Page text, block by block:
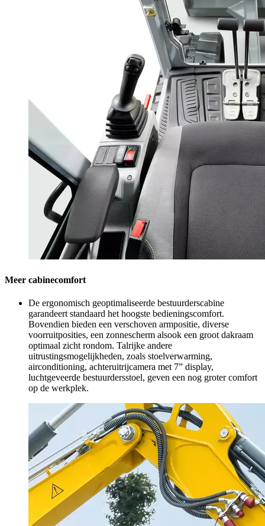
Meer cabinecomfort
De ergonomisch geoptimaliseerde bestuurderscabine
garandeert standaard het hoogste bedieningscomfort.
Bovendien bieden een verschoven armpositie, diverse
voorruitposities, een zonnescherm alsook een groot dakraam
optimaal zicht rondom. Talrijke andere
uitrustingsmogelijkheden, zoals stoelverwarming,
airconditioning, achteruitrijcamera met 7” display,
luchtgeveerde bestuurdersstoel, geven een nog groter comfort
op de werkplek.